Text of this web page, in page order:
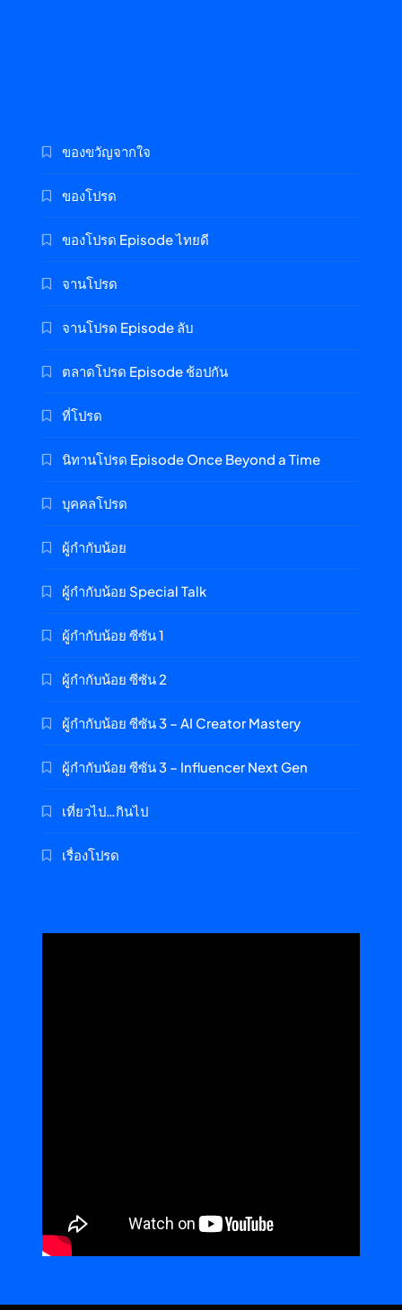
ของขวัญจากใจ
ของโปรด
ของโปรด Episode ไทยดี
จานโปรด
จานโปรด Episode ลับ
ตลาดโปรด Episode ช้อปกัน
ที่โปรด
นิทานโปรด Episode Once Beyond a Time
บุคคลโปรด
ผู้กำกับน้อย
ผู้กำกับน้อย Special Talk
ผู้กำกับน้อย ซีซัน 1
ผู้กำกับน้อย ซีซัน 2
ผู้กำกับน้อย ซีซัน 3 – AI Creator Mastery
ผู้กำกับน้อย ซีซัน 3 – Influencer Next Gen
เที่ยวไป…กินไป
เรื่องโปรด